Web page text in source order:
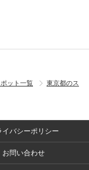
ット一覧
東京都のス
イバシーポリシー
お問い合わせ